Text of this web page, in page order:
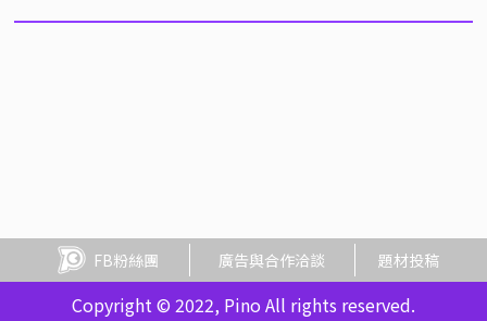
FB粉絲團 廣告與合作洽談 題材投稿
Copyright © 2022, Pino All rights reserved.